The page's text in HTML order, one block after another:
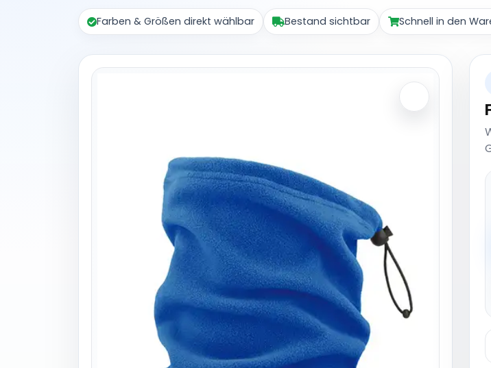
Farben & Größen direkt wählbar Bestand sichtbar Schnell in den